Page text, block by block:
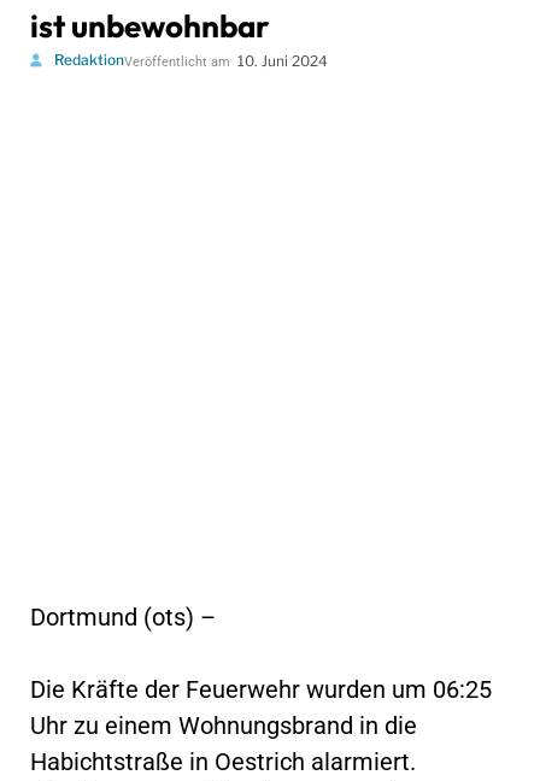
ist unbewohnbar
RedaktionVeröffentlicht am 10. Juni 2024
Dortmund (ots) –
Die Kräfte der Feuerwehr wurden um 06:25
Uhr zu einem Wohnungsbrand in die
Habichtstraße in Oestrich alarmiert.